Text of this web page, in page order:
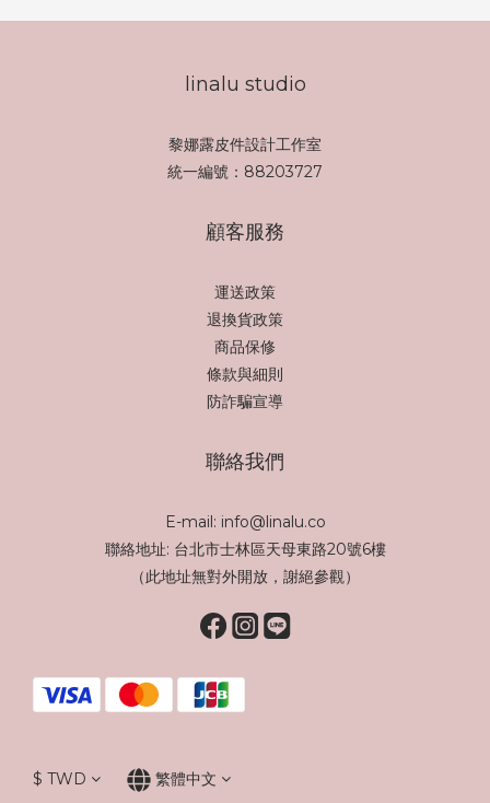
linalu studio
黎娜露皮件設計工作室
統一編號：88203727
顧客服務
運送政策
退換貨政策
商品保修
條款與細則
防詐騙宣導
聯絡我們
E-mail: info@linalu.co
聯絡地址: 台北市士林區天母東路20號6樓
（此地址無對外開放，謝絕參觀）
$ TWD 繁體中文